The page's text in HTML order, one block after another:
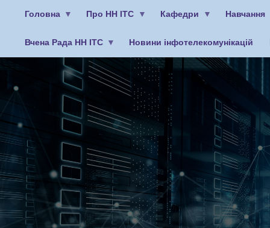
Головна Про НН ІТС Кафедри Навчання
Вчена Рада НН ІТС Новини інфотелекомунікацій
облікового
користувача